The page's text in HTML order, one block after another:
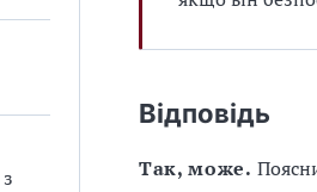
Відповідь
Так, може.